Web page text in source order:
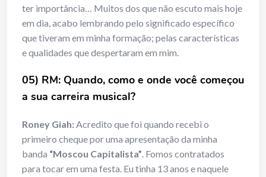
ter importância… Muitos dos que não escuto mais hoje
em dia, acabo lembrando pelo significado específico
que tiveram em minha formação; pelas características
e qualidades que despertaram em mim.
05) RM: Quando, como e onde você começou
a sua carreira musical?
Roney Giah:Acredito que foi quando recebi o
primeiro cheque por uma apresentação da minha
banda “Moscou Capitalista”. Fomos contratados
para tocar em uma festa. Eu tinha 13 anos e naquele